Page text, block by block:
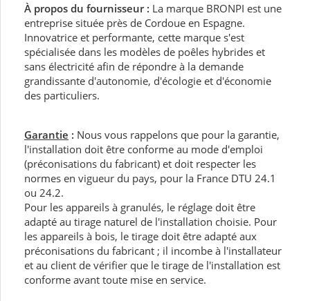
À propos du fournisseur : La marque BRONPI est une
entreprise située près de Cordoue en Espagne.
Innovatrice et performante, cette marque s'est
spécialisée dans les modèles de poêles hybrides et
sans électricité afin de répondre à la demande
grandissante d'autonomie, d'écologie et d'économie
des particuliers.
Garantie : Nous vous rappelons que pour la garantie,
l'installation doit être conforme au mode d'emploi
(préconisations du fabricant) et doit respecter les
normes en vigueur du pays, pour la France DTU 24.1
ou 24.2.
Pour les appareils à granulés, le réglage doit être
adapté au tirage naturel de l'installation choisie. Pour
les appareils à bois, le tirage doit être adapté aux
préconisations du fabricant ; il incombe à l'installateur
et au client de vérifier que le tirage de l'installation est
conforme avant toute mise en service.